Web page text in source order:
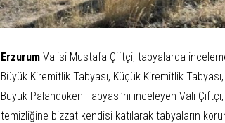
Erzurum Valisi Mustafa Çiftçi, tabyalarda
Büyük Kiremitlik Tabyası, Küçük Kiremitlik
Büyük Palandöken Tabyası’nı inceleyen Vali
temizliğine bizzat kendisi katılarak tabyaların